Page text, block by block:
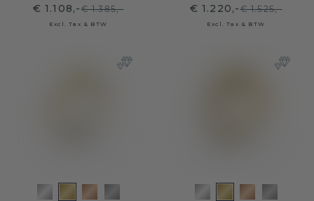
€ 1.108,-€ 1.385,-
Excl. Tax & BTW
€ 1.220,-€ 1.525,-
Excl. Tax & BTW